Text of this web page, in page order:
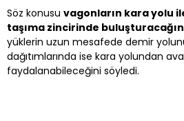
Söz konusu vagonların kara yolu
taşıma zincirinde
yüklerin uzun mesafede demir
dağıtımlarında ise kara yolundan
faydalanabileceğini söyledi.